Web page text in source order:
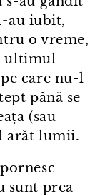
⁠au iubit,
o vreme,
ultimul
care nu⁠-⁠l
până se
(sau
arăt lumii.
sunt prea